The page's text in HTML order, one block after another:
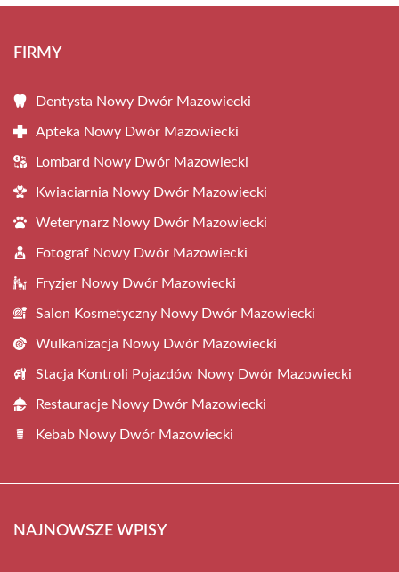
FIRMY
Dentysta Nowy Dwór Mazowiecki
Apteka Nowy Dwór Mazowiecki
Lombard Nowy Dwór Mazowiecki
Kwiaciarnia Nowy Dwór Mazowiecki
Weterynarz Nowy Dwór Mazowiecki
Fotograf Nowy Dwór Mazowiecki
Fryzjer Nowy Dwór Mazowiecki
Salon Kosmetyczny Nowy Dwór Mazowiecki
Wulkanizacja Nowy Dwór Mazowiecki
Stacja Kontroli Pojazdów Nowy Dwór Mazowiecki
Restauracje Nowy Dwór Mazowiecki
Kebab Nowy Dwór Mazowiecki
NAJNOWSZE WPISY